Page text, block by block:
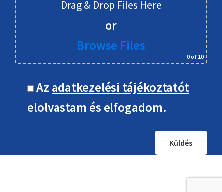
Drag & Drop Files Here
or
Browse Files
0of 10
Az adatkezelési tájékoztatót
elolvastam és elfogadom.